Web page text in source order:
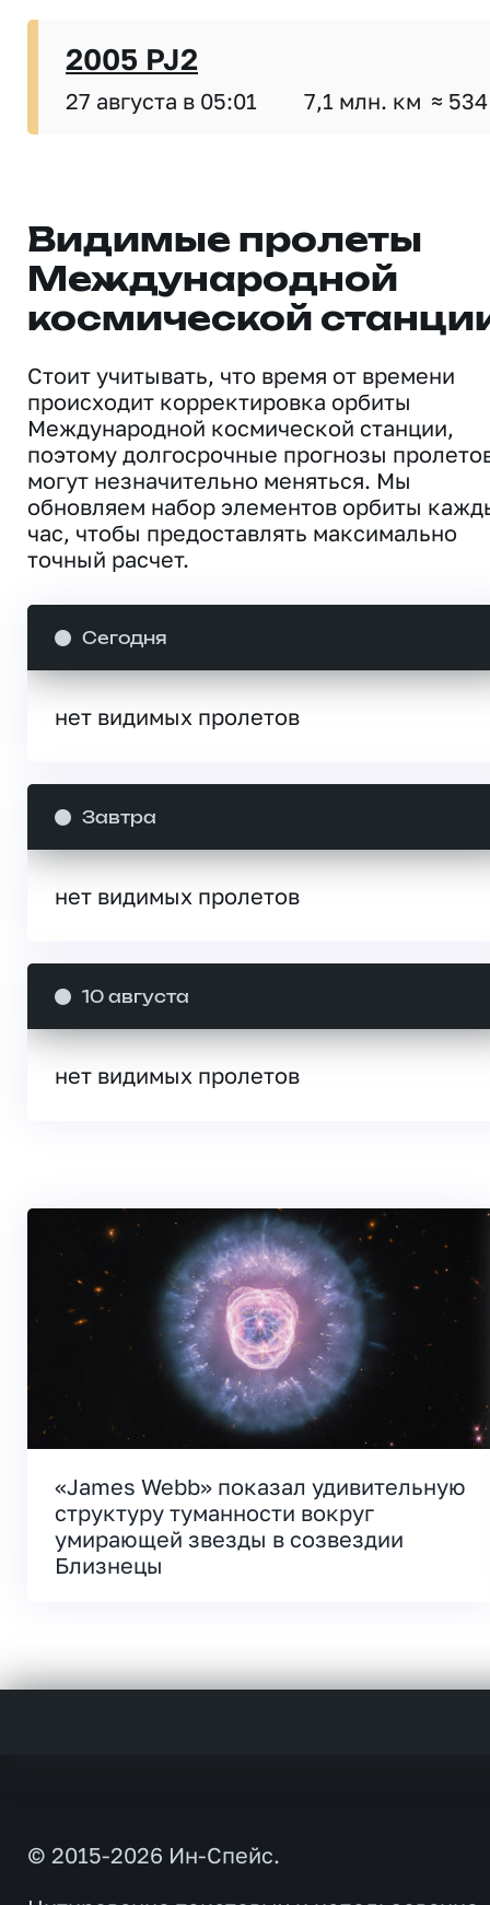
2005 PJ2
27 августа в 05:01 7,1 млн. км ≈
Видимые пролеты
Международной
космической
Стоит учитывать, что время от времени
происходит корректировка орбиты
Международной космической станции,
поэтому долгосрочные прогнозы
могут незначительно меняться. Мы
обновляем набор элементов орбиты
час, чтобы предоставлять максимально
точный расчет.
Сегодня
нет видимых пролетов
Завтра
нет видимых пролетов
10 августа
нет видимых пролетов
«James Webb» показал удивительную
структуру туманности вокруг
умирающей звезды в созвездии
Близнецы
© 2015-2026 Ин-Спейс.